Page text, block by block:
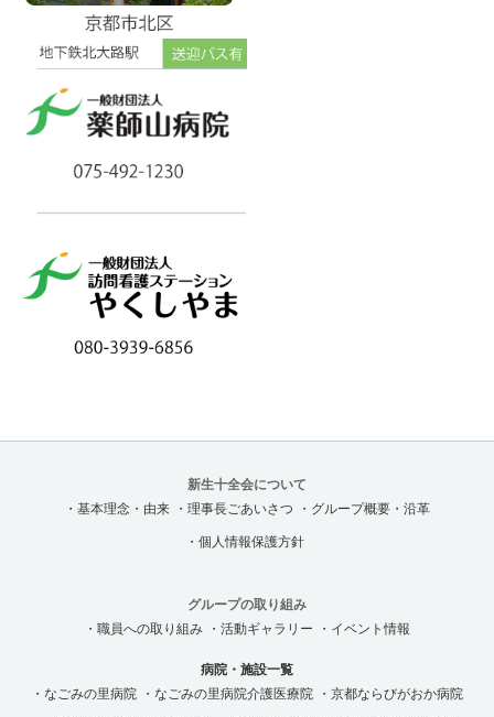
新生十全会について
・基本理念・由来
・理事長ごあいさつ ・グループ概要・沿革
・個人情報保護方針
グループの取り組み
・職員への取り組み
・活動ギャラリー ・イベント情報
病院・施設一覧
・なごみの里病院
・なごみの里病院介護医療院 ・京都ならびがおか病院